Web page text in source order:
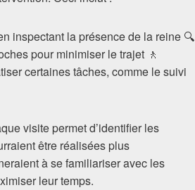
inspectant la présence de la reine 🔍
pour minimiser le trajet 🚶
certaines tâches, comme le suivi
visite permet d’identifier les
être réalisées plus
à se familiariser avec les
leur temps.